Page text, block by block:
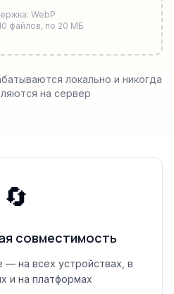
WebP
файлов, по 20 МБ
локально и никогда
на сервер
🔄
совместимость
— на всех устройствах, в
и на платформах